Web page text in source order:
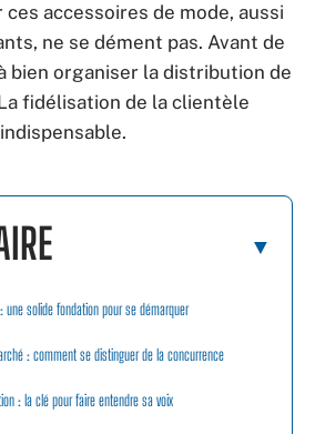
ces accessoires de mode, aussi
ne se dément pas. Avant de
bien organiser la distribution de
fidélisation de la clientèle
une solide fondation pour se démarquer
: comment se distinguer de la concurrence
: la clé pour faire entendre sa voix